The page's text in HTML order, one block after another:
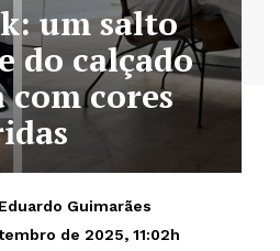
um salto
do calçado
com cores
Guimarães
de 2025, 11:02h